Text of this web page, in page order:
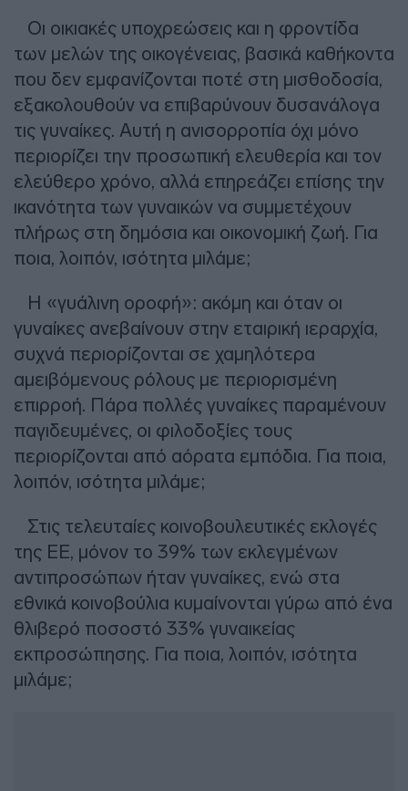
Οι οικιακές υποχρεώσεις και η φροντίδα
των μελών της οικογένειας, βασικά καθήκοντα
που δεν εμφανίζονται ποτέ στη μισθοδοσία,
εξακολουθούν να επιβαρύνουν δυσανάλογα
τις γυναίκες. Αυτή η ανισορροπία όχι μόνο
περιορίζει την προσωπική ελευθερία και τον
ελεύθερο χρόνο, αλλά επηρεάζει επίσης την
ικανότητα των γυναικών να συμμετέχουν
πλήρως στη δημόσια και οικονομική ζωή. Για
ποια, λοιπόν, ισότητα μιλάμε;
Η «γυάλινη οροφή»: ακόμη και όταν οι
γυναίκες ανεβαίνουν στην εταιρική ιεραρχία,
συχνά περιορίζονται σε χαμηλότερα
αμειβόμενους ρόλους με περιορισμένη
επιρροή. Πάρα πολλές γυναίκες παραμένουν
παγιδευμένες, οι φιλοδοξίες τους
περιορίζονται από αόρατα εμπόδια. Για ποια,
λοιπόν, ισότητα μιλάμε;
Στις τελευταίες κοινοβουλευτικές εκλογές
της ΕΕ, μόνον το 39% των εκλεγμένων
αντιπροσώπων ήταν γυναίκες, ενώ στα
εθνικά κοινοβούλια κυμαίνονται γύρω από ένα
θλιβερό ποσοστό 33% γυναικείας
εκπροσώπησης. Για ποια, λοιπόν, ισότητα
μιλάμε;